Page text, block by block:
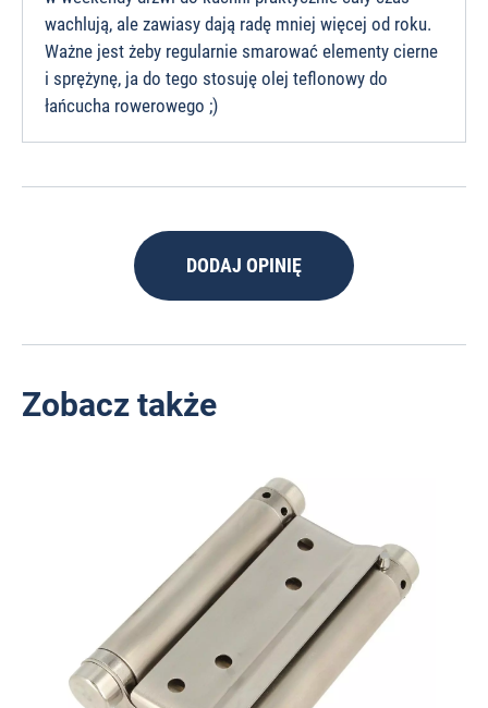
wachlują, ale zawiasy dają radę mniej więcej od roku.
Ważne jest żeby regularnie smarować elementy cierne
i sprężynę, ja do tego stosuję olej teflonowy do
łańcucha rowerowego ;)
DODAJ OPINIĘ
Zobacz także